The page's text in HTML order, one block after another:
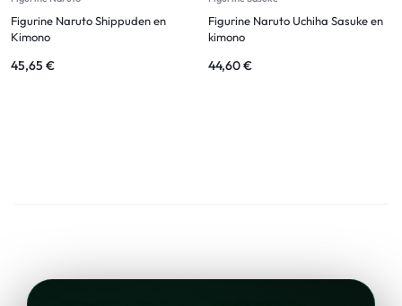
Figurine Naruto Shippuden en
Kimono
45,65 €
Figurine Naruto Uchiha Sasuke en
kimono
44,60€